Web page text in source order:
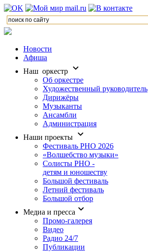
Новости
Афиша
Наш оркестр
Об оркестре
Художественный руководитель
Дирижёры
Музыканты
Ансамбли
Администрация
Наши проекты
Фестиваль РНО 2026
«Волшебство музыки»
Солисты РНО -
детям и юношеству
Большой фестиваль
Летний фестиваль
Большой отбор
Медиа и пресса
Промо-галерея
Видео
Радио 24/7
Публикации